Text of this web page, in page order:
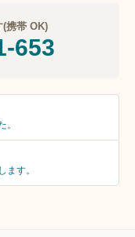
(携帯 OK)
653
。
ます。